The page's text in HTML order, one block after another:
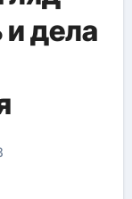
и дела